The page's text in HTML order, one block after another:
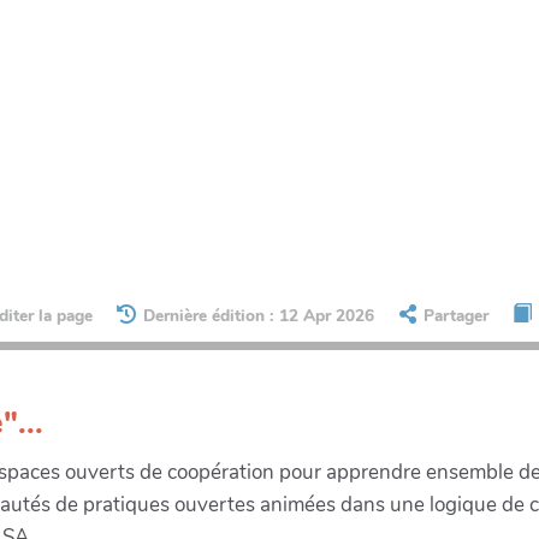
la page Dernière édition : 12 Apr 2026 Partager